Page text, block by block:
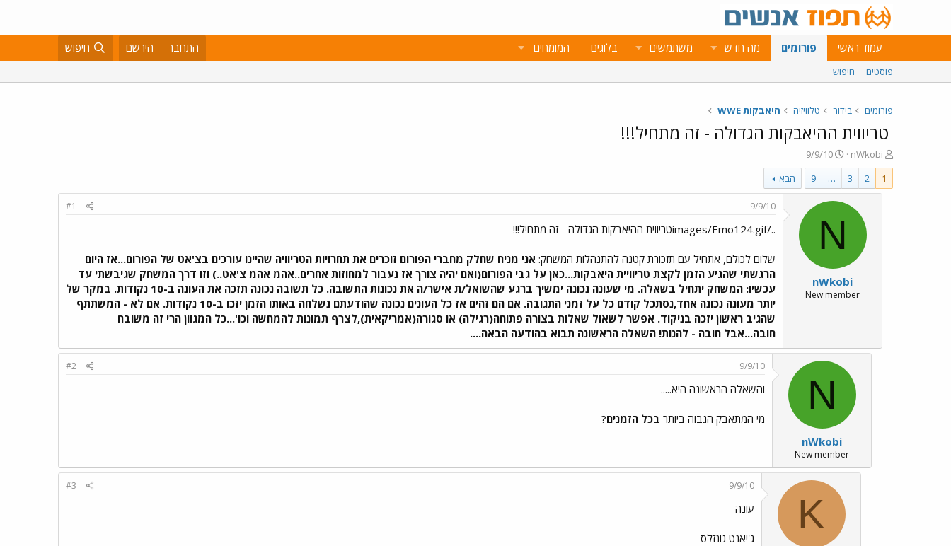
עמוד ראשי פורומים מה חדש משתמשים בלוגים המומחים התחבר הירשם חיפוש
פוסטים חיפוש
פורומים בידור טלוויזיה היאבקות WWE
טריווית ההיאבקות הגדולה - זה מתחיל!!!
פ
ו
ת
ח
nWkobi
פ
ו
ר
ס
ם
ת
א
י
ך
9/9/10
1
2
3
…
9 הבא
N
nWkobi
New member
9/9/10
#1
../images/Emo124.gifטריווית ההיאבקות הגדולה - זה מתחיל!!!
שלום לכולם, אתחיל עם תזכורת קטנה להתנהלות המשחק: אני מניח שחלק מחברי הפורום זוכרים את תחרויות הטריוויה שהיינו עורכים בצ'אט של הפורום...אז היום
הרגשתי שהגיע הזמן לקצת טריוויית היאבקות...כאן על גבי הפורום(ואם יהיה צורך אז נעבור למחוזות אחרים..אהמ אהמ צ'אט..) וזו דרך המשחק שגיבשתי עד
עכשיו: המשחק יתחיל בשאלה. מי שעונה נכונה ימשיך ברגע שהשואל/ת אישר/ה את נכונות התשובה. כל תשובה נכונה תזכה את העונה ב-10 נקודות. במקר של
יותר מעונה נכונה אחד,נסתכל קודם כל על זמני התגובה. אם הם זהים אז כל העונים נכונה שהודעתם נשלחה באותו הזמן יזכו ב-10 נקודות. אם לא - המשתתף
שהגיב ראשון יזכה בניקוד. אפשר לשאול שאלות בצורה פתוחה(רגילה) או סגורה(אמריקאית),לצרף תמונות להמחשה וכו'...כל המגוון הרי זה משובח
חובה...אבל חובה - להנות! השאלה הראשונה תבוא בהודעה הבאה....
N
nWkobi
New member
9/9/10
#2
והשאלה הראשונה היא.....
מי המתאבק הגבוה ביותר בכל הזמנים?
K
9/9/10
#3
עונה
ג'יאנט גונזלס